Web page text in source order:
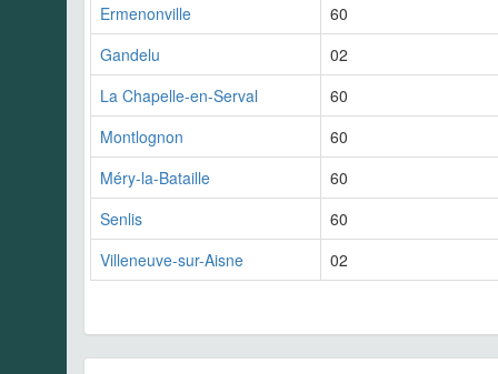
Ermenonville
60
Gandelu
02
La Chapelle-en-Serval
60
Montlognon
60
Méry-la-Bataille
60
Senlis
60
Villeneuve-sur-Aisne
02